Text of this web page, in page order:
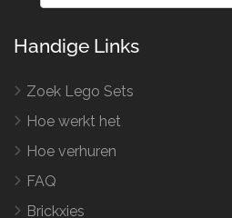
Handige Links
Zoek Lego Sets
Hoe werkt het
Hoe verhuren
FAQ
Brickxies